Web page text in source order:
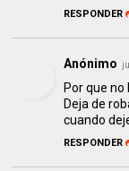
RESPONDER
Anónimo
Por que
Deja de
cuando
RESPONDER